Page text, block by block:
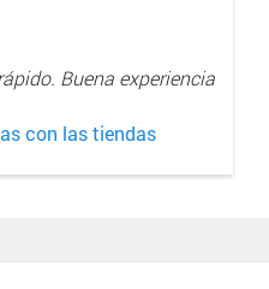
Buena experiencia
con las tiendas